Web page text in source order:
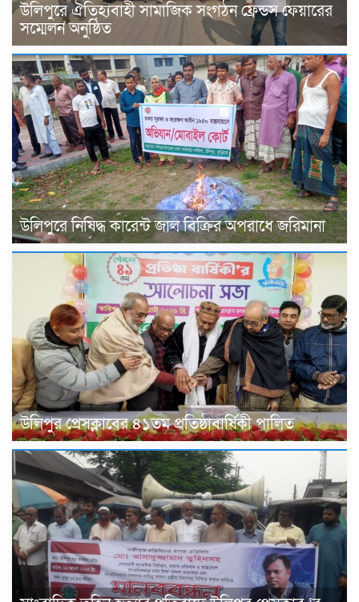
উলিপুরে ঐতিহ্যবাহী সামাজিক সংগঠন ফ্রেন্ডস ফেয়ারের
সম্মেলন অনুষ্ঠিত
উলিপুরে নিষিদ্ধ কারেন্ট জাল বিক্রির অপরাধে জরিমানা
উলিপুর প্রেসক্লাবের ৪১তম প্রতিষ্ঠাবার্ষিকী পালিত ‎